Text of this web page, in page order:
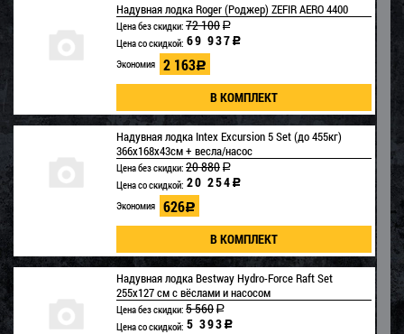
Надувная лодка Roger (Роджер) ZEFIR AERO 4400
Цена без скидки: 72 100 a
Цена со скидкой: 69 937 c
Экономия 2 163c
Надувная лодка Intex Excursion 5 Set (до 455кг)
366х168х43см + весла/насос
Цена без скидки: 20 880 a
Цена со скидкой: 20 254 c
Экономия 626c
Надувная лодка Bestway Hydro-Force Raft Set
255х127 см с вёслами и насосом
Цена без скидки: 5 560 a
Цена со скидкой: 5 393 c